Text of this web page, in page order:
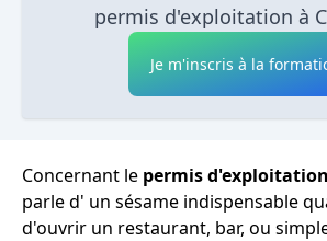
permis d'exploitation à
Je m'inscris à la
Concernant le permis d'exploitation
parle d' un sésame indispensable
d'ouvrir un restaurant, bar, ou